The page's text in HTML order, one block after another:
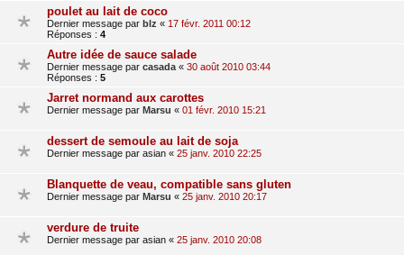
poulet au lait de coco
Dernier message par blz « 17 févr. 2011 00:12
Réponses : 4
Autre idée de sauce salade
Dernier message par casada « 30 août 2010 03:44
Réponses : 5
Jarret normand aux carottes
Dernier message par Marsu « 01 févr. 2010 15:21
dessert de semoule au lait de soja
Dernier message par asian « 25 janv. 2010 22:25
Blanquette de veau, compatible sans gluten
Dernier message par Marsu « 25 janv. 2010 20:17
verdure de truite
Dernier message par asian « 25 janv. 2010 20:08